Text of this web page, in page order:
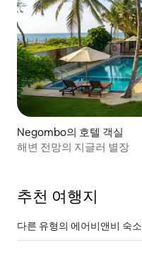
Negombo의 호텔 객실
해변 전망의 지글러 별장
추천 여행지
다른 유형의 에어비앤비 숙소